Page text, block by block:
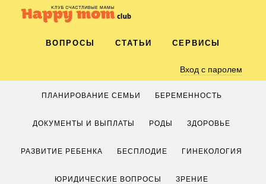
ВОПРОСЫ СТАТЬИ СЕРВИСЫ
Вход с паролем
ПЛАНИРОВАНИЕ СЕМЬИ БЕРЕМЕННОСТЬ
ДОКУМЕНТЫ И ВЫПЛАТЫ РОДЫ ЗДОРОВЬЕ
РАЗВИТИЕ РЕБЕНКА БЕСПЛОДИЕ ГИНЕКОЛОГИЯ
ЮРИДИЧЕСКИЕ ВОПРОСЫ ЗРЕНИЕ